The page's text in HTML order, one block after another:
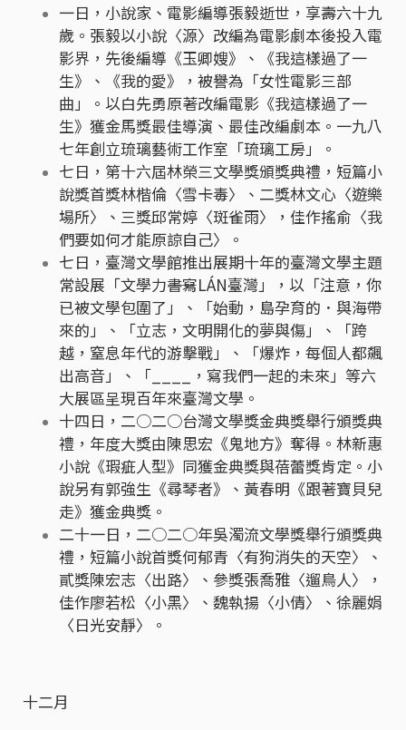
一日，小說家、電影編導張毅逝世，享壽六十九
歲。張毅以小說〈源〉改編為電影劇本後投入電
影界，先後編導《玉卿嫂》、《我這樣過了一
生》、《我的愛》，被譽為「女性電影三部
曲」。以白先勇原著改編電影《我這樣過了一
生》獲金馬獎最佳導演、最佳改編劇本。一九八
七年創立琉璃藝術工作室「琉璃工房」。
七日，第十六屆林榮三文學獎頒獎典禮，短篇小
說獎首獎林楷倫〈雪卡毒〉、二獎林文心〈遊樂
場所〉、三獎邱常婷〈斑雀雨〉，佳作搖俞〈我
們要如何才能原諒自己〉。
七日，臺灣文學館推出展期十年的臺灣文學主題
常設展「文學力――書寫LÁN臺灣」，以「注意，你
已被文學包圍了」、「始動，島孕育的．與海帶
來的」、「立志，文明開化的夢與傷」、「跨
越，窒息年代的游擊戰」、「爆炸，每個人都飆
出高音」、「____，寫我們一起的未來」等六
大展區呈現百年來臺灣文學。
十四日，二○二○台灣文學獎金典獎舉行頒獎典
禮，年度大獎由陳思宏《鬼地方》奪得。林新惠
小說《瑕疵人型》同獲金典獎與蓓蕾獎肯定。小
說另有郭強生《尋琴者》、黃春明《跟著寶貝兒
走》獲金典獎。
二十一日，二○二○年吳濁流文學獎舉行頒獎典
禮，短篇小說首獎何郁青〈有狗消失的天空〉、
貳獎陳宏志〈出路〉、參獎張喬雅〈遛鳥人〉，
佳作廖若松〈小黑〉、魏執揚〈小倩〉、徐麗娟
〈日光安靜〉。
十二月